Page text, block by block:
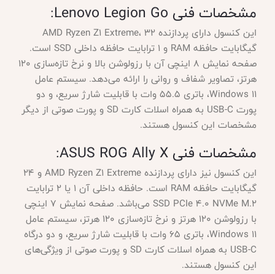
مشخصات فنی Lenovo Legion Go:
این کنسول دارای پردازنده AMD Ryzen Z1 Extreme، ۳۲
گیگابایت حافظه RAM و ۱ ترابایت حافظه داخلی SSD است.
صفحه نمایش ۸ اینچی آن با رزولوشن بالا و نرخ تازه‌سازی ۱۲۰
هرتز، تصاویر شفاف و روانی را ارائه می‌دهد. سیستم عامل
Windows 11، باتری ۵۵.۵ وات با قابلیت شارژ سریع، و دو
پورت USB-C به همراه اسلات کارت SD و پورت صوتی از دیگر
مشخصات این کنسول هستند.
مشخصات فنی ASUS ROG Ally X:
این کنسول نیز دارای پردازنده AMD Ryzen Z1 Extreme و ۲۴
گیگابایت حافظه RAM است. حافظه داخلی آن ۱ یا ۲ ترابایت
SSD PCIe 4.0 NVMe M.2 می‌باشد. صفحه نمایش ۷ اینچی
با رزولوشن ۱۲۰ هرتز و نرخ تازه‌سازی ۱۲۰ هرتز، سیستم عامل
Windows 11، باتری ۶۵ وات با قابلیت شارژ سریع، و دو درگاه
USB-C به همراه اسلات کارت SD و پورت صوتی از ویژگی‌های
این کنسول هستند.